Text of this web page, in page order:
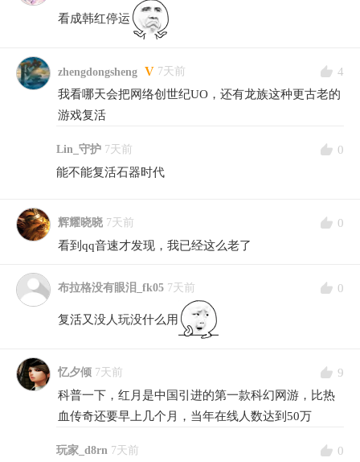
看成韩红停运
zhengdongsheng V 7天前
4
我看哪天会把网络创世纪UO，还有龙族这种更古老的
游戏复活
Lin_守护 7天前
0
能不能复活石器时代
辉耀晓晓 7天前
0
看到qq音速才发现，我已经这么老了
布拉格没有眼泪_fk05 7天前 0
复活又没人玩没什么用
忆夕倾 7天前
9
科普一下，红月是中国引进的第一款科幻网游，比热
血传奇还要早上几个月，当年在线人数达到50万
玩家_d8rn 7天前
0